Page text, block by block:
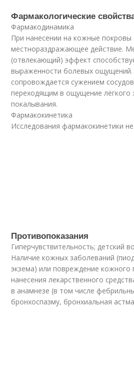
Фармакологические
Фармакодинамика
При нанесении на кожные покровы
местнораздражающее действие.
(отвлекающий) эффект
выраженности болевых ощущений.
сопровождается сужением
переходящим в ощущение лёгкого
покалывания.
Фармакокинетика
Исследования фармакокинетики
Противопоказания
Гиперчувствительность; детский
Наличие кожных заболеваний
экзема) или повреждение кожного
нанесения лекарственного
в анамнезе (в том числе
бронхоспазму, бронхиальная